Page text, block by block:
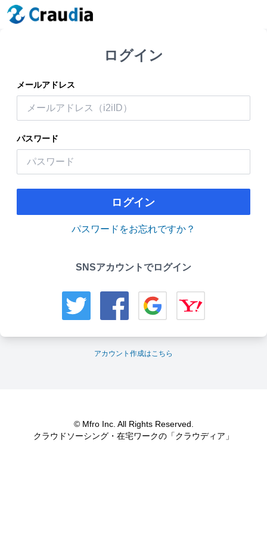
ログイン
メールアドレス
パスワード
ログイン
パスワードをお忘れですか？
SNSアカウントでログイン
アカウント作成はこちら
© Mfro Inc. All Rights Reserved.
クラウドソーシング・在宅ワークの「クラウディア」